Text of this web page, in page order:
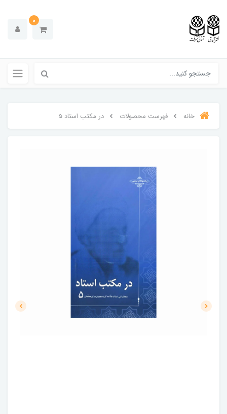
0
خانه فهرست محصولات در مکتب استاد 5